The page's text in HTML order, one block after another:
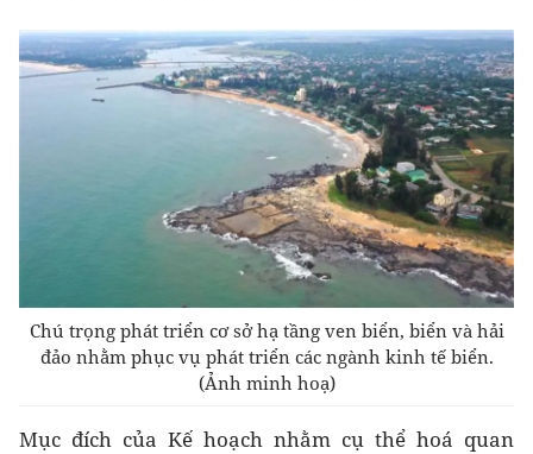
Chú trọng phát triển cơ sở hạ tầng ven biển, biển và hải
đảo nhằm phục vụ phát triển các ngành kinh tế biển.
(Ảnh minh hoạ)
Mục đích của Kế hoạch nhằm cụ thể hoá quan